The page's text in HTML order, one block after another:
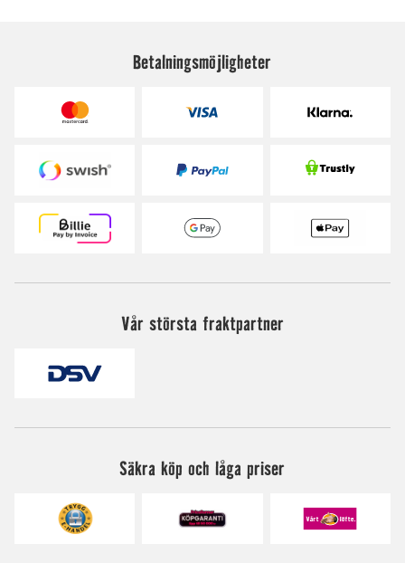
Betalningsmöjligheter
Vår största fraktpartner
Säkra köp och låga priser